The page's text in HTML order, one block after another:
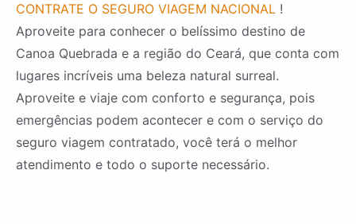
CONTRATE O SEGURO VIAGEM NACIONAL !
Aproveite para conhecer o belíssimo destino de
Canoa Quebrada e a região do Ceará, que conta com
lugares incríveis uma beleza natural surreal.
Aproveite e viaje com conforto e segurança, pois
emergências podem acontecer e com o serviço do
seguro viagem contratado, você terá o melhor
atendimento e todo o suporte necessário.